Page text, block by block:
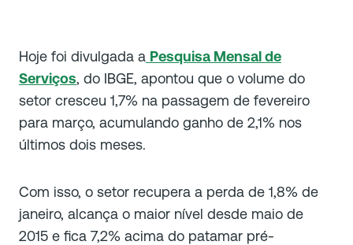
Hoje foi divulgada a Pesquisa Mensal de
Serviços, do IBGE, apontou que o volume do
setor cresceu 1,7% na passagem de fevereiro
para março, acumulando ganho de 2,1% nos
últimos dois meses.
Com isso, o setor recupera a perda de 1,8% de
janeiro, alcança o maior nível desde maio de
2015 e fica 7,2% acima do patamar pré-